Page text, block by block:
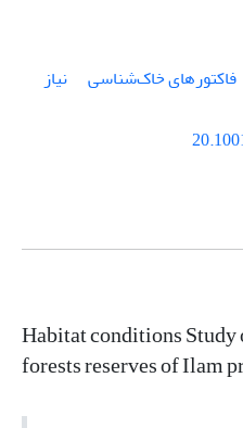
فاکتورهای خاک‌شناسی
نیاز
Habitat conditions
forests reserves of Ilam